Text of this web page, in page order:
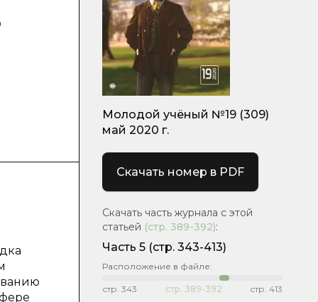
Молодой учёный №19 (309)
май 2020 г.
Скачать номер в PDF
Скачать часть журнала с этой
статьей (стр. 389-392):
Часть 5 (стр. 343-413)
Расположение в файле:
стр. 343 стр. 389-392 стр. 413